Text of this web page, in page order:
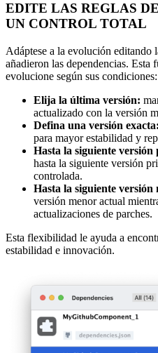
EDITE LAS REGLAS
UN CONTROL TOTAL
Adáptese a la evolución editando
añadieron las dependencias.
evolucione según sus condiciones:
Elija la última versión:
actualizado con la versión
Defina una versión exacta:
para mayor estabilidad y
Hasta la siguiente
hasta la siguiente versión
controlada.
Hasta la siguiente versión
versión menor actual
actualizaciones de parches.
Esta flexibilidad le ayuda a
estabilidad e innovación.